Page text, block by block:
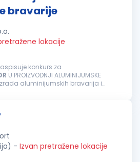
bravarije
lokacije
konkurs za
U PROIZVODNJI ALUMINIJUMSKE
- Izvan pretražene lokacije